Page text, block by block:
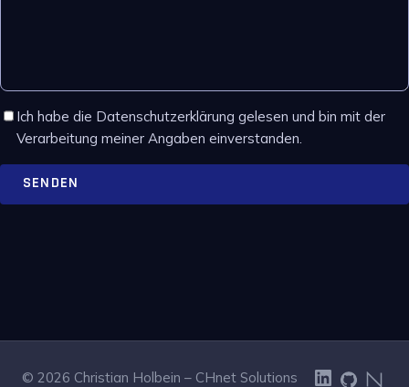
Ich habe die Datenschutzerklärung gelesen und bin mit der
Verarbeitung meiner Angaben einverstanden.
SENDEN
© 2026 Christian Holbein – CHnet Solutions